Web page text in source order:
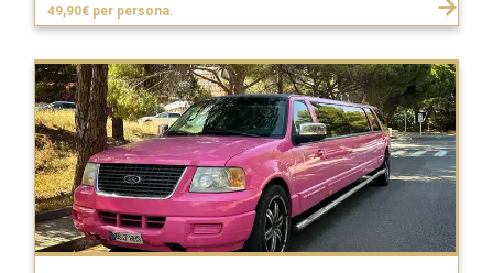
49,90€ per persona.